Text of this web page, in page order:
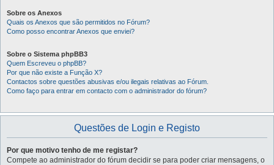
Sobre os Anexos
Quais os Anexos que são permitidos no Fórum?
Como posso encontrar Anexos que enviei?
Sobre o Sistema phpBB3
Quem Escreveu o phpBB?
Por que não existe a Função X?
Contactos sobre questões abusivas e/ou ilegais relativas ao Fórum.
Como faço para entrar em contacto com o administrador do fórum?
Questões de Login e Registo
Por que motivo tenho de me registar?
Compete ao administrador do fórum decidir se para poder criar mensagens, o